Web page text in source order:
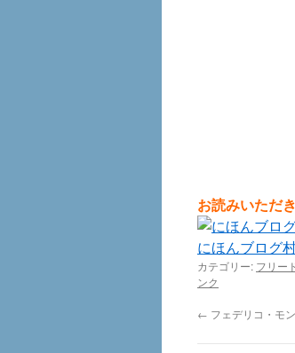
お読みいただ
にほんブログ
カテゴリー: フリー
ンク
← フェデリコ・モ